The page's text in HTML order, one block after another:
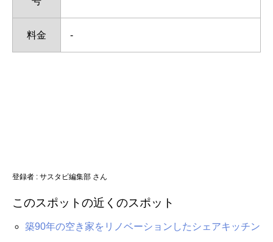
料金 -
登録者 : サスタビ編集部 さん
このスポットの近くのスポット
築90年の空き家をリノベーションしたシェアキッチン